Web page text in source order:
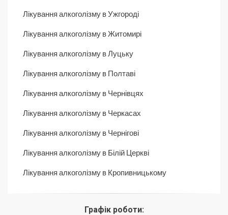
Лікування алкоголізму в Ужгороді
Лікування алкоголізму в Житомирі
Лікування алкоголізму в Луцьку
Лікування алкоголізму в Полтаві
Лікування алкоголізму в Чернівцях
Лікування алкоголізму в Черкасах
Лікування алкоголізму в Чернігові
Лікування алкоголізму в Білій Церкві
Лікування алкоголізму в Кропивницькому
Графік роботи: